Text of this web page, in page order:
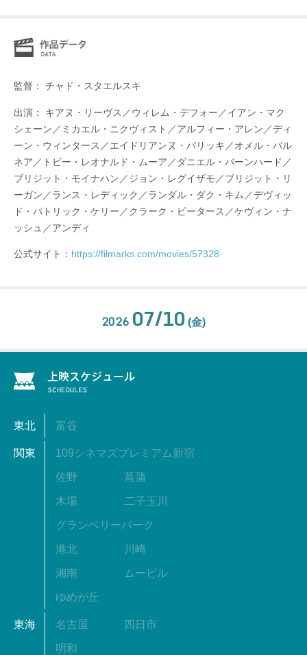
監督： チャド・スタエルスキ
出演： キアヌ・リーヴス／ウィレム・デフォー／イアン・マク
シェーン／ミカエル・ニクヴィスト／アルフィー・アレン／ディ
ーン・ウィンタース／エイドリアンヌ・パリッキ／オメル・バル
ネア／トビー・レオナルド・ムーア／ダニエル・バーンハード／
ブリジット・モイナハン／ジョン・レグイザモ／ブリジット・リ
ーガン／ランス・レディック／ランダル・ダク・キム／デヴィッ
ド・パトリック・ケリー／クラーク・ピータース／ケヴィン・ナ
ッシュ／アンディ
公式サイト： https://filmarks.com/movies/57328
2026 07/10 (金)
東北 富谷
関東 109シネマズプレミアム新宿
佐野 菖蒲
木場 二子玉川
グランベリーパーク
港北 川崎
湘南 ムービル
ゆめが丘
東海 名古屋 四日市
明和